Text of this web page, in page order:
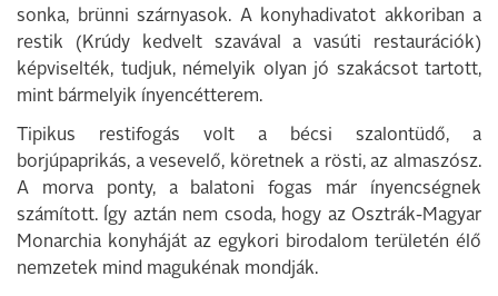
sonka, brünni szárnyasok. A konyhadivatot akkoriban a
restik (Krúdy kedvelt szavával a vasúti restaurációk)
képviselték, tudjuk, némelyik olyan jó szakácsot tartott,
mint bármelyik ínyencétterem.
Tipikus restifogás volt a bécsi szalontüdő, a
borjúpaprikás, a vesevelő, köretnek a rösti, az almaszósz.
A morva ponty, a balatoni fogas már ínyencségnek
számított. Így aztán nem csoda, hogy az Osztrák-Magyar
Monarchia konyháját az egykori birodalom területén élő
nemzetek mind magukénak mondják.